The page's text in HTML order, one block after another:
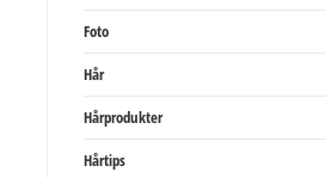
Foto
Hår
Hårprodukter
Hårtips